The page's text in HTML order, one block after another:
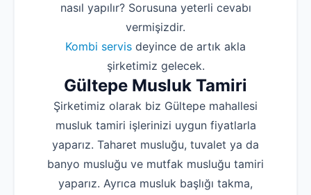
nasıl yapılır? Sorusuna yeterli cevabı
vermişizdir.
Kombi servis deyince de artık akla
şirketimiz gelecek.
Gültepe Musluk Tamiri
Şirketimiz olarak biz Gültepe mahallesi
musluk tamiri işlerinizi uygun fiyatlarla
yaparız. Taharet musluğu, tuvalet ya da
banyo musluğu ve mutfak musluğu tamiri
yaparız. Ayrıca musluk başlığı takma,